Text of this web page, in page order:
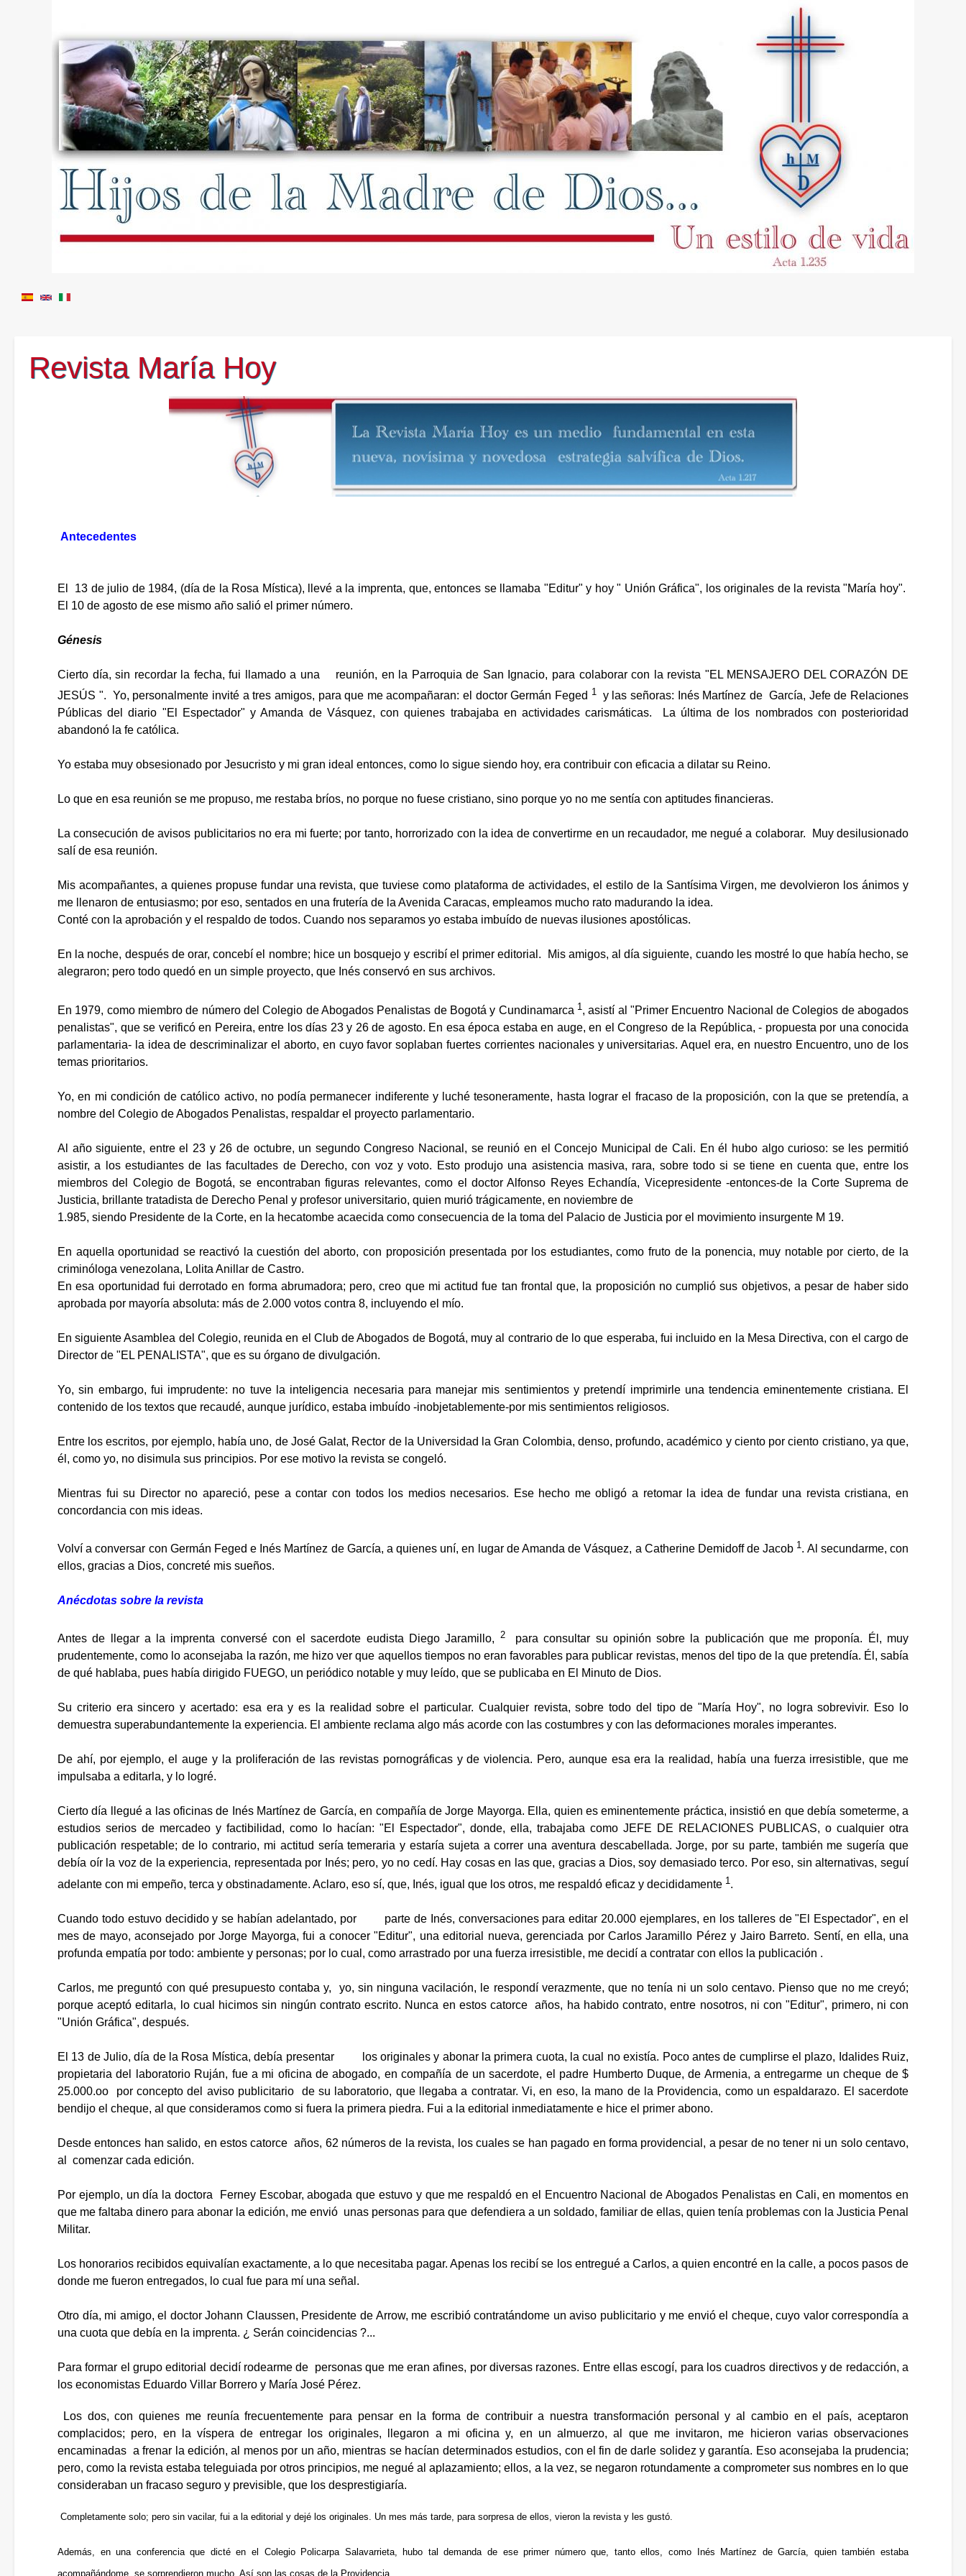
Revista María Hoy
Antecedentes
El 13 de julio de 1984, (día de la Rosa Mística), llevé a la imprenta, que, entonces se llamaba "Editur" y hoy " Unión Gráfica", los originales de la revista "María hoy".
El 10 de agosto de ese mismo año salió el primer número.
Génesis
Cierto día, sin recordar la fecha, fui llamado a una reunión, en la Parroquia de San Ignacio, para colaborar con la revista "EL MENSAJERO DEL CORAZÓN DE
JESÚS ". Yo, personalmente invité a tres amigos, para que me acompañaran: el doctor Germán Feged 1y las señoras: Inés Martínez de García, Jefe de Relaciones
Públicas del diario "El Espectador" y Amanda de Vásquez, con quienes trabajaba en actividades carismáticas. La última de los nombrados con posterioridad
abandonó la fe católica.
Yo estaba muy obsesionado por Jesucristo y mi gran ideal entonces, como lo sigue siendo hoy, era contribuir con eficacia a dilatar su Reino.
Lo que en esa reunión se me propuso, me restaba bríos, no porque no fuese cristiano, sino porque yo no me sentía con aptitudes financieras.
La consecución de avisos publicitarios no era mi fuerte; por tanto, horrorizado con la idea de convertirme en un recaudador, me negué a colaborar. Muy desilusionado
salí de esa reunión.
Mis acompañantes, a quienes propuse fundar una revista, que tuviese como plataforma de actividades, el estilo de la Santísima Virgen, me devolvieron los ánimos y
me llenaron de entusiasmo; por eso, sentados en una frutería de la Avenida Caracas, empleamos mucho rato madurando la idea.
Conté con la aprobación y el respaldo de todos. Cuando nos separamos yo estaba imbuído de nuevas ilusiones apostólicas.
En la noche, después de orar, concebí el nombre; hice un bosquejo y escribí el primer editorial. Mis amigos, al día siguiente, cuando les mostré lo que había hecho, se
alegraron; pero todo quedó en un simple proyecto, que Inés conservó en sus archivos.
En 1979, como miembro de número del Colegio de Abogados Penalistas de Bogotá y Cundinamarca 1 , asistí al "Primer Encuentro Nacional de Colegios de abogados
penalistas", que se verificó en Pereira, entre los días 23 y 26 de agosto. En esa época estaba en auge, en el Congreso de la República, - propuesta por una conocida
parlamentaria- la idea de descriminalizar el aborto, en cuyo favor soplaban fuertes corrientes nacionales y universitarias. Aquel era, en nuestro Encuentro, uno de los
temas prioritarios.
Yo, en mi condición de católico activo, no podía permanecer indiferente y luché tesoneramente, hasta lograr el fracaso de la proposición, con la que se pretendía, a
nombre del Colegio de Abogados Penalistas, respaldar el proyecto parlamentario.
Al año siguiente, entre el 23 y 26 de octubre, un segundo Congreso Nacional, se reunió en el Concejo Municipal de Cali. En él hubo algo curioso: se les permitió
asistir, a los estudiantes de las facultades de Derecho, con voz y voto. Esto produjo una asistencia masiva, rara, sobre todo si se tiene en cuenta que, entre los
miembros del Colegio de Bogotá, se encontraban figuras relevantes, como el doctor Alfonso Reyes Echandía, Vicepresidente -entonces-de la Corte Suprema de
Justicia, brillante tratadista de Derecho Penal y profesor universitario, quien murió trágicamente, en noviembre de
1.985, siendo Presidente de la Corte, en la hecatombe acaecida como consecuencia de la toma del Palacio de Justicia por el movimiento insurgente M 19.
En aquella oportunidad se reactivó la cuestión del aborto, con proposición presentada por los estudiantes, como fruto de la ponencia, muy notable por cierto, de la
criminóloga venezolana, Lolita Anillar de Castro.
En esa oportunidad fui derrotado en forma abrumadora; pero, creo que mi actitud fue tan frontal que, la proposición no cumplió sus objetivos, a pesar de haber sido
aprobada por mayoría absoluta: más de 2.000 votos contra 8, incluyendo el mío.
En siguiente Asamblea del Colegio, reunida en el Club de Abogados de Bogotá, muy al contrario de lo que esperaba, fui incluido en la Mesa Directiva, con el cargo de
Director de "EL PENALISTA", que es su órgano de divulgación.
Yo, sin embargo, fui imprudente: no tuve la inteligencia necesaria para manejar mis sentimientos y pretendí imprimirle una tendencia eminentemente cristiana. El
contenido de los textos que recaudé, aunque jurídico, estaba imbuído -inobjetablemente-por mis sentimientos religiosos.
Entre los escritos, por ejemplo, había uno, de José Galat, Rector de la Universidad la Gran Colombia, denso, profundo, académico y ciento por ciento cristiano, ya que,
él, como yo, no disimula sus principios. Por ese motivo la revista se congeló.
Mientras fui su Director no apareció, pese a contar con todos los medios necesarios. Ese hecho me obligó a retomar la idea de fundar una revista cristiana, en
concordancia con mis ideas.
Volví a conversar con Germán Feged e Inés Martínez de García, a quienes uní, en lugar de Amanda de Vásquez, a Catherine Demidoff de Jacob 1 . Al secundarme, con
ellos, gracias a Dios, concreté mis sueños.
Anécdotas sobre la revista
Antes de llegar a la imprenta conversé con el sacerdote eudista Diego Jaramillo, 2para consultar su opinión sobre la publicación que me proponía. Él, muy
prudentemente, como lo aconsejaba la razón, me hizo ver que aquellos tiempos no eran favorables para publicar revistas, menos del tipo de la que pretendía. Él, sabía
de qué hablaba, pues había dirigido FUEGO, un periódico notable y muy leído, que se publicaba en El Minuto de Dios.
Su criterio era sincero y acertado: esa era y es la realidad sobre el particular. Cualquier revista, sobre todo del tipo de "María Hoy", no logra sobrevivir. Eso lo
demuestra superabundantemente la experiencia. El ambiente reclama algo más acorde con las costumbres y con las deformaciones morales imperantes.
De ahí, por ejemplo, el auge y la proliferación de las revistas pornográficas y de violencia. Pero, aunque esa era la realidad, había una fuerza irresistible, que me
impulsaba a editarla, y lo logré.
Cierto día llegué a las oficinas de Inés Martínez de García, en compañía de Jorge Mayorga. Ella, quien es eminentemente práctica, insistió en que debía someterme, a
estudios serios de mercadeo y factibilidad, como lo hacían: "El Espectador", donde, ella, trabajaba como JEFE DE RELACIONES PUBLICAS, o cualquier otra
publicación respetable; de lo contrario, mi actitud sería temeraria y estaría sujeta a correr una aventura descabellada. Jorge, por su parte, también me sugería que
debía oír la voz de la experiencia, representada por Inés; pero, yo no cedí. Hay cosas en las que, gracias a Dios, soy demasiado terco. Por eso, sin alternativas, seguí
adelante con mi empeño, terca y obstinadamente. Aclaro, eso sí, que, Inés, igual que los otros, me respaldó eficaz y decididamente 1 .
Cuando todo estuvo decidido y se habían adelantado, por parte de Inés, conversaciones para editar 20.000 ejemplares, en los talleres de "El Espectador", en el
mes de mayo, aconsejado por Jorge Mayorga, fui a conocer "Editur", una editorial nueva, gerenciada por Carlos Jaramillo Pérez y Jairo Barreto. Sentí, en ella, una
profunda empatía por todo: ambiente y personas; por lo cual, como arrastrado por una fuerza irresistible, me decidí a contratar con ellos la publicación .
Carlos, me preguntó con qué presupuesto contaba y, yo, sin ninguna vacilación, le respondí verazmente, que no tenía ni un solo centavo. Pienso que no me creyó;
porque aceptó editarla, lo cual hicimos sin ningún contrato escrito. Nunca en estos catorce años, ha habido contrato, entre nosotros, ni con "Editur", primero, ni con
"Unión Gráfica", después.
El 13 de Julio, día de la Rosa Mística, debía presentar los originales y abonar la primera cuota, la cual no existía. Poco antes de cumplirse el plazo, Idalides Ruiz,
propietaria del laboratorio Ruján, fue a mi oficina de abogado, en compañía de un sacerdote, el padre Humberto Duque, de Armenia, a entregarme un cheque de $
25.000.oo por concepto del aviso publicitario de su laboratorio, que llegaba a contratar. Vi, en eso, la mano de la Providencia, como un espaldarazo. El sacerdote
bendijo el cheque, al que consideramos como si fuera la primera piedra. Fui a la editorial inmediatamente e hice el primer abono.
Desde entonces han salido, en estos catorce años, 62 números de la revista, los cuales se han pagado en forma providencial, a pesar de no tener ni un solo centavo,
al comenzar cada edición.
Por ejemplo, un día la doctora Ferney Escobar, abogada que estuvo y que me respaldó en el Encuentro Nacional de Abogados Penalistas en Cali, en momentos en
que me faltaba dinero para abonar la edición, me envió unas personas para que defendiera a un soldado, familiar de ellas, quien tenía problemas con la Justicia Penal
Militar.
Los honorarios recibidos equivalían exactamente, a lo que necesitaba pagar. Apenas los recibí se los entregué a Carlos, a quien encontré en la calle, a pocos pasos de
donde me fueron entregados, lo cual fue para mí una señal.
Otro día, mi amigo, el doctor Johann Claussen, Presidente de Arrow, me escribió contratándome un aviso publicitario y me envió el cheque, cuyo valor correspondía a
una cuota que debía en la imprenta. ¿ Serán coincidencias ?...
Para formar el grupo editorial decidí rodearme de personas que me eran afines, por diversas razones. Entre ellas escogí, para los cuadros directivos y de redacción, a
los economistas Eduardo Villar Borrero y María José Pérez.
Los dos, con quienes me reunía frecuentemente para pensar en la forma de contribuir a nuestra transformación personal y al cambio en el país, aceptaron
complacidos; pero, en la víspera de entregar los originales, llegaron a mi oficina y, en un almuerzo, al que me invitaron, me hicieron varias observaciones
encaminadas a frenar la edición, al menos por un año, mientras se hacían determinados estudios, con el fin de darle solidez y garantía. Eso aconsejaba la prudencia;
pero, como la revista estaba teleguiada por otros principios, me negué al aplazamiento; ellos, a la vez, se negaron rotundamente a comprometer sus nombres en lo que
consideraban un fracaso seguro y previsible, que los desprestigiaría.
Completamente solo; pero sin vacilar, fui a la editorial y dejé los originales. Un mes más tarde, para sorpresa de ellos, vieron la revista y les gustó.
Además, en una conferencia que dicté en el Colegio Policarpa Salavarrieta, hubo tal demanda de ese primer número que, tanto ellos, como Inés Martínez de García, quien también estaba
acompañándome, se sorprendieron mucho. Así son las cosas de la Providencia.